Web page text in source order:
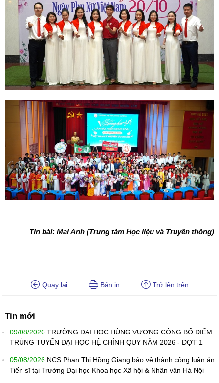
Tin bài: Mai Anh (Trung tâm Học liệu và Truyền thông)
Quay lại Bản in Trở lên trên
Tin mới
09/08/2026 TRƯỜNG ĐẠI HỌC HÙNG VƯƠNG CÔNG BỐ ĐIỂM
TRÚNG TUYỂN ĐẠI HỌC HỆ CHÍNH QUY NĂM 2026 - ĐỢT 1
05/08/2026 NCS Phan Thị Hồng Giang bảo vệ thành công luận án
Tiến sĩ tại Trường Đại học Khoa học Xã hội & Nhân văn Hà Nội